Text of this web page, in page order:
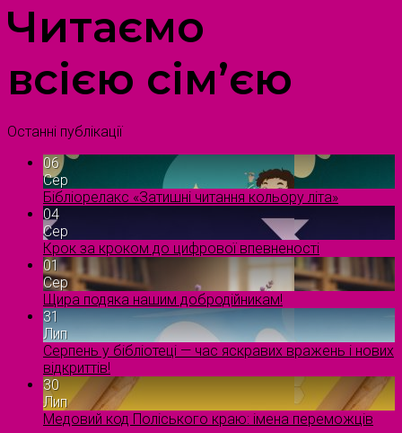
Читаємо
всією сім’єю
Останні публікації
06
Сер
Бібліорелакс «Затишні читання кольору літа»
04
Сер
Крок за кроком до цифрової впевненості
01
Сер
Щира подяка нашим добродійникам!
31
Лип
Серпень у бібліотеці — час яскравих вражень і нових
відкриттів!
30
Лип
Медовий код Поліського краю: імена переможців